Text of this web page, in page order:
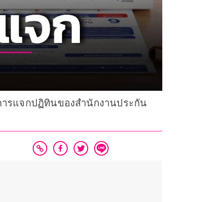
รแจกปฏิทินของสำนักงานประกัน